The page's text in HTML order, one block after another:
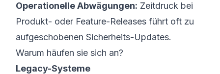
Operationelle Abwägungen: Zeitdruck bei
Produkt- oder Feature-Releases führt oft zu
aufgeschobenen Sicherheits-Updates.
Warum häufen sie sich an?
Legacy-Systeme